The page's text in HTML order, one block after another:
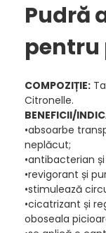
Pudră
pentru
COMPOZIȚIE:
Citronelle.
BENEFICII/
•absoarbe
neplăcut;
•antibacterian
•revigorant și
•stimulează
•cicatrizant și
oboseala